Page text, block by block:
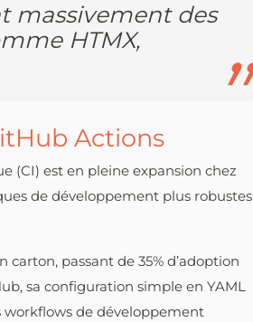
massivement des
HTMX,
Actions
(CI) est en pleine expansion chez
de développement plus robustes
passant de 35% d’adoption
sa configuration simple en YAML
workflows de développement